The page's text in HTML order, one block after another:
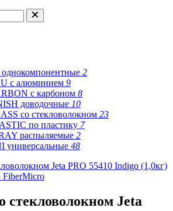
2
с алюминием 9
с карбоном 8
доводочные 10
со стекловолокном 23
по пластику 7
распыляемые 2
универсальные 48
стекловолокном Jeta